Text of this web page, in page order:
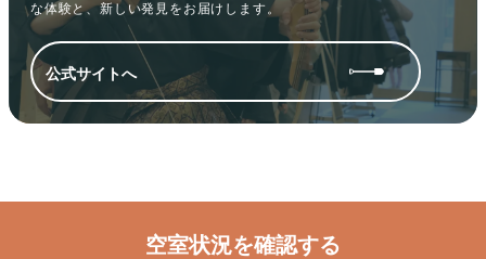
な体験と、新しい発見をお届けします。
公式サイトへ
空室状況を確認する